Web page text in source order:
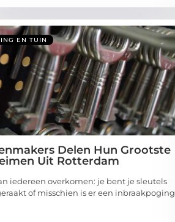
EN TUIN
Delen Hun Grootste
Uit Rotterdam
iedereen overkomen: je bent je sleutels
of misschien is er een inbraakpoging